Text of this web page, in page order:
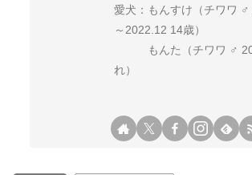
愛犬：もんすけ（チワワ
～2022.12 14歳）
もんた（チワワ ♂
れ）